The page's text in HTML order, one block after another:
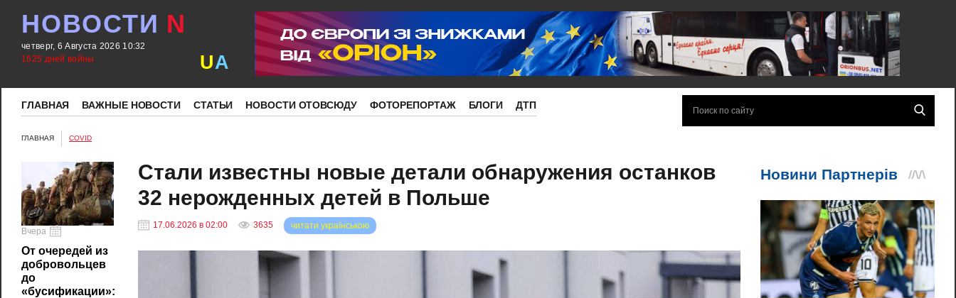
НОВОСТИ N
четверг, 6 Августа 2026 10:32
1625 дней войны
UA
ГЛАВНАЯ ВАЖНЫЕ НОВОСТИ СТАТЬИ НОВОСТИ ОТОВСЮДУ ФОТОРЕПОРТАЖ БЛОГИ ДТП
ГЛАВНАЯ COVID
Вчера
От очередей из
добровольцев
до
«бусификации»:
Стали известны новые детали обнаружения останков
32 нерожденных детей в Польше
17.06.2026 в 02:00 3635 читати українською